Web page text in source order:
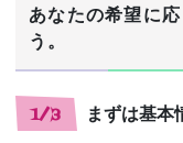
あなたの希望に
う。
1/3 まずは基本